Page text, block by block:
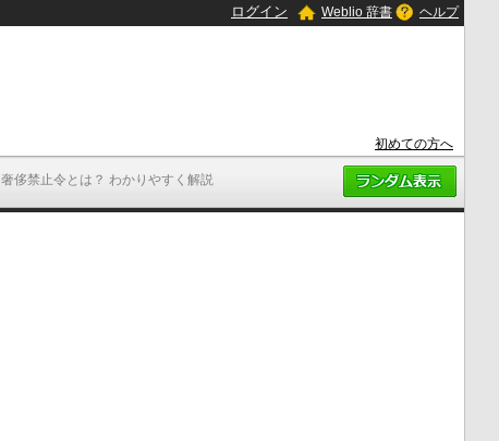
奢侈禁止令とは？ わかりやすく解説
ログイン Weblio 辞書 ヘルプ
初めての方へ